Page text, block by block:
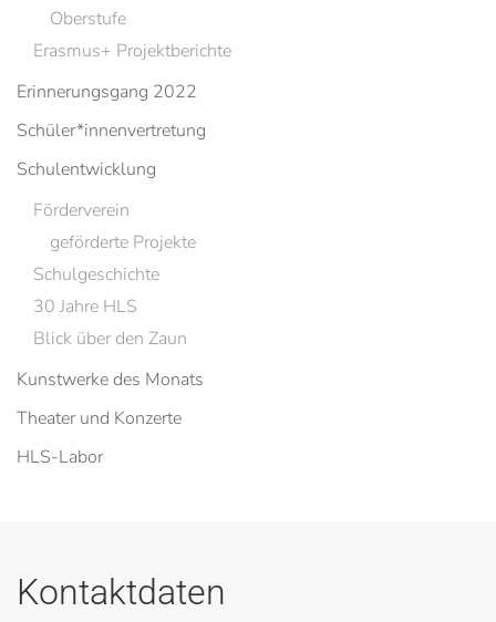
Oberstufe
Erasmus+ Projektberichte
Erinnerungsgang 2022
Schüler*innenvertretung
Schulentwicklung
Förderverein
geförderte Projekte
Schulgeschichte
30 Jahre HLS
Blick über den Zaun
Kunstwerke des Monats
Theater und Konzerte
HLS-Labor
Kontaktdaten